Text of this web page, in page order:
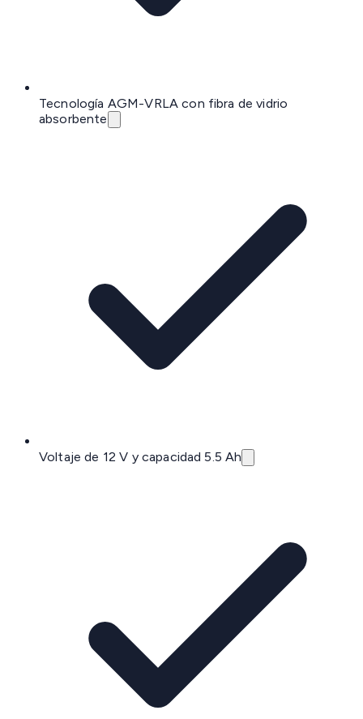
Tecnología AGM-VRLA con fibra de vidrio
absorbente
Voltaje de 12 V y capacidad 5.5 Ah